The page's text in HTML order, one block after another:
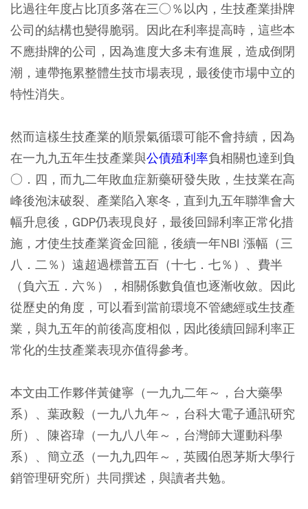
比過往年度占比頂多落在三○％以內，生技產業掛牌
公司的結構也變得脆弱。因此在利率提高時，這些本
不應掛牌的公司，因為進度大多未有進展，造成倒閉
潮，連帶拖累整體生技市場表現，最後使市場中立的
特性消失。
然而這樣生技產業的順景氣循環可能不會持續，因為
在一九九五年生技產業與公債殖利率負相關也達到負
○．四，而九二年敗血症新藥研發失敗，生技業在高
峰後泡沫破裂、產業陷入寒冬，直到九五年聯準會大
幅升息後，GDP仍表現良好，最後回歸利率正常化措
施，才使生技產業資金回籠，後續一年NBI 漲幅（三
八．二％）遠超過標普五百（十七．七％）、費半
（負六五．六％），相關係數負值也逐漸收斂。因此
從歷史的角度，可以看到當前環境不管總經或生技產
業，與九五年的前後高度相似，因此後續回歸利率正
常化的生技產業表現亦值得參考。
本文由工作夥伴黃健寧（一九九二年～，台大藥學
系）、葉政毅（一九八九年～，台科大電子通訊研究
所）、陳咨瑋（一九八八年～，台灣師大運動科學
系）、簡立丞（一九九四年～，英國伯恩茅斯大學行
銷管理研究所）共同撰述，與讀者共勉。